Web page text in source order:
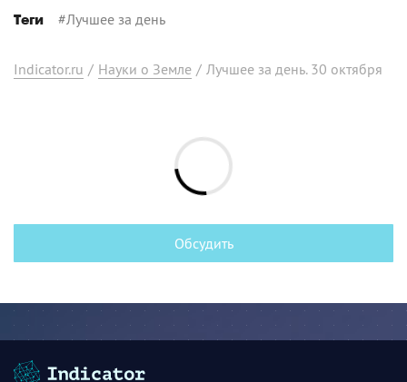
Теги #Лучшее за день
Indicator.ru / Науки о Земле / Лучшее за день. 30 октября
Обсудить